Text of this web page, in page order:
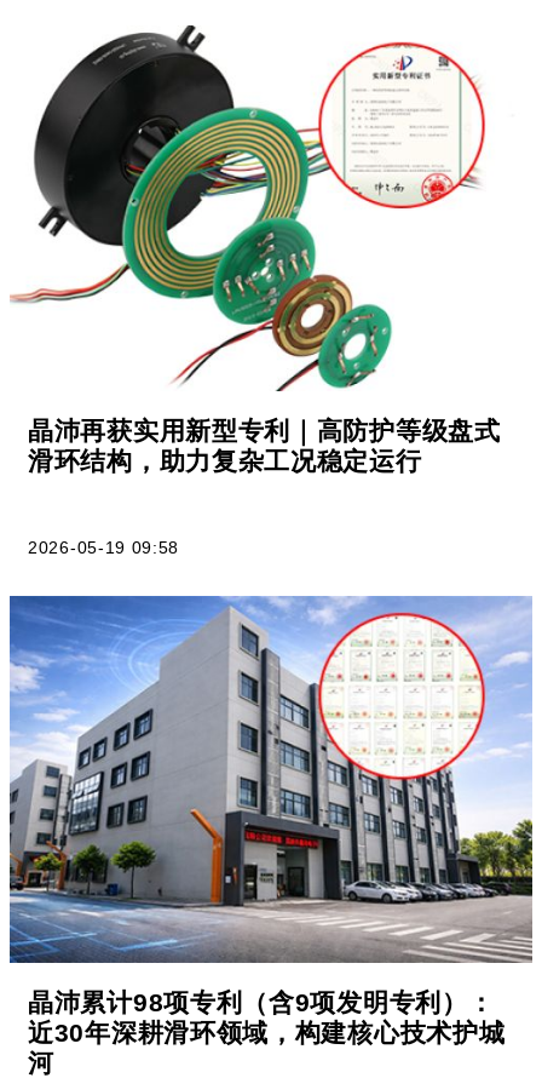
晶沛再获实用新型专利｜高防护等级盘式
滑环结构，助力复杂工况稳定运行
2026-05-19 09:58
晶沛累计98项专利（含9项发明专利）：
近30年深耕滑环领域，构建核心技术护城
河